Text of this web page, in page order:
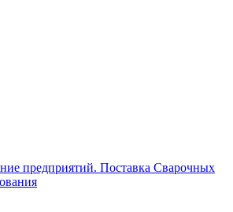
предприятий. Поставка Сварочных